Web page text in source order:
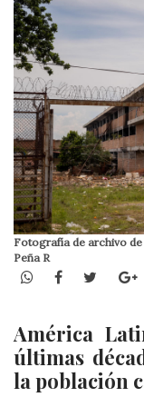
Fotografía de archivo
Peña R
WhatsApp
Facebook
Twitter
América
últimas
la población